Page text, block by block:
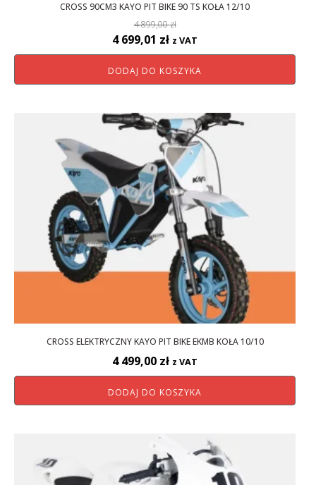
CROSS 90CM3 KAYO PIT BIKE 90 TS KOŁA 12/10
4 899,00zł
Pierwotna
cena
wynosiła:
899,00 zł.
4 699,01 złAktualna
cena
wynosi:
699,01 zł.
z VAT
DODAJ DO KOSZYKA
CROSS ELEKTRYCZNY KAYO PIT BIKE EKMB KOŁA 10/10
4 499,00 zł z VAT
DODAJ DO KOSZYKA